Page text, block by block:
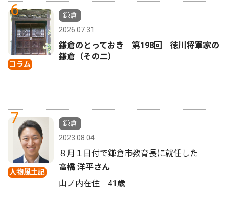
6
コラム
鎌倉
2026.07.31
鎌倉のとっておき 第198回 徳川将軍家の
鎌倉（その二）
7
人物風土記
鎌倉
2023.08.04
８月１日付で鎌倉市教育長に就任した
高橋 洋平さん
山ノ内在住 41歳